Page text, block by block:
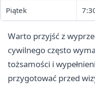
Piątek
Warto przyjść z
cywilnego często
tożsamości i
przygotować przed